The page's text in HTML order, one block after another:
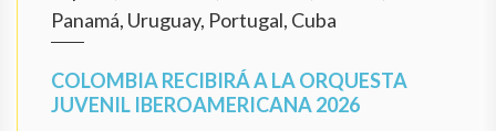
Panamá, Uruguay, Portugal, Cuba
COLOMBIA RECIBIRÁ A LA ORQUESTA
JUVENIL IBEROAMERICANA 2026